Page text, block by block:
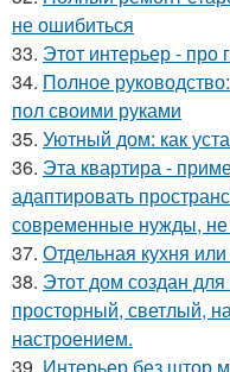
не ошибиться
33. Этот интерьер -
34. Полное
пол своими руками
35. Уютный дом: как
36. Эта квартира -
адаптировать
современные нужды, не
37. Отдельная кухня
38. Этот дом создан
просторный, светлый,
настроением.